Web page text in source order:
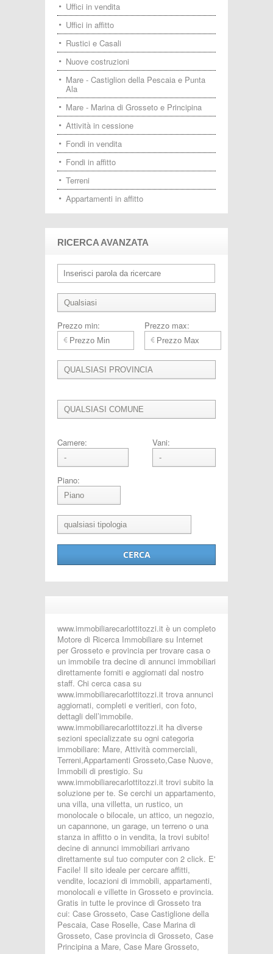
Uffici in vendita
Uffici in affitto
Rustici e Casali
Nuove costruzioni
Mare - Castiglion della Pescaia e Punta
Ala
Mare - Marina di Grosseto e Principina
Attività in cessione
Fondi in vendita
Fondi in affitto
Terreni
Appartamenti in affitto
RICERCA AVANZATA
Prezzo min: Prezzo max:
Camere: Vani:
Piano:
www.immobiliarecarlottitozzi.it è un completo
Motore di Ricerca Immobiliare su Internet
per Grosseto e provincia per trovare casa o
un immobile tra decine di annunci immobiliari
direttamente forniti e aggiornati dal nostro
staff. Chi cerca casa su
www.immobiliarecarlottitozzi.it trova annunci
aggiornati, completi e veritieri, con foto,
dettagli dell’immobile.
www.immobiliarecarlottitozzi.it ha diverse
sezioni specializzate su ogni categoria
immobiliare: Mare, Attività commerciali,
Terreni,Appartamenti Grosseto,Case Nuove,
Immobili di prestigio. Su
www.immobiliarecarlottitozzi.it trovi subito la
soluzione per te. Se cerchi un appartamento,
una villa, una villetta, un rustico, un
monolocale o bilocale, un attico, un negozio,
un capannone, un garage, un terreno o una
stanza in affitto o in vendita, la trovi subito!
decine di annunci immobiliari arrivano
direttamente sul tuo computer con 2 click. E'
Facile! Il sito ideale per cercare affitti,
vendite, locazioni di immobili, appartamenti,
monolocali e villette in Grosseto e provincia.
Gratis in tutte le province di Grosseto tra
cui: Case Grosseto, Case Castiglione della
Pescaia, Case Roselle, Case Marina di
Grosseto, Case provincia di Grosseto, Case
Principina a Mare, Case Mare Grosseto,